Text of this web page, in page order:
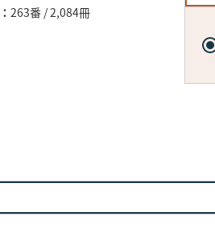
263番 / 2,084冊